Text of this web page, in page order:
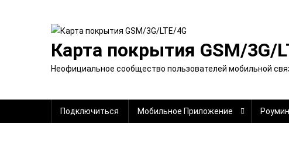
содержимому
Карта покрытия GSM/3G/
Неофициальное сообщество пользователей мобильной
Подключиться Мобильное Приложение